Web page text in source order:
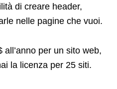
di creare header,
nelle pagine che vuoi.
per un sito web,
la licenza per 25 siti.